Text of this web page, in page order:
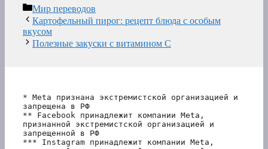
Рубрики
Мир переводов
Картофельный пирог: рецепт блюда с особым
вкусом
Полезные закуски с витамином С
* Meta признана экстремистской организацией и
запрещена в РФ
** Facebook принадлежит компании Meta,
признанной экстремистской организацией и
запрещенной в РФ
*** Instagram принадлежит компании Meta,